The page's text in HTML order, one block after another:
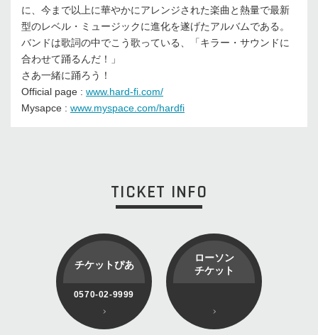
に、今まで以上に華やかにアレンジされた楽曲と熱量で最新
型のレベル・ミュージックに進化を遂げたアルバムである。
バンドは歌詞の中でこう歌っている、「キラー・サウンドに
合わせて踊るんだ！」
さあ一緒に踊ろう！
Official page : www.hard-fi.com/
Mysapce : www.myspace.com/hardfi
TICKET INFO
チケットぴあ
0570-02-9999
ローソン
チケット